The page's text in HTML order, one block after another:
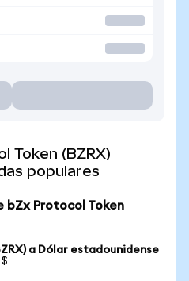
Token (BZRX)
populares
bZx Protocol Token
a Dólar estadounidense